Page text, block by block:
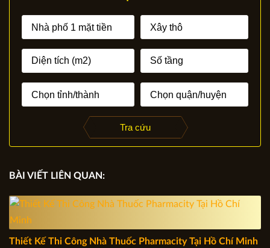
Tra cứu
BÀI VIẾT LIÊN QUAN:
Thiết Kế Thi Công Nhà Thuốc Pharmacity Tại Hồ Chí Minh